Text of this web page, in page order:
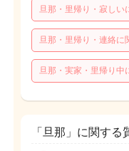
旦那・里帰り・寂しい
旦那・里帰り・連絡に
旦那・実家・里帰り中
「旦那」に関する